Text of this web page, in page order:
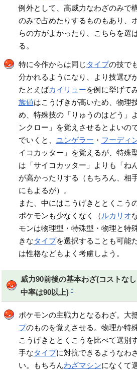
例外として、高威力なわざのみで
のみで占めたりするものもあり、
らの方がよかったり、こちらを選
る。
特に今作からは同じ タイプの技で
分かれるようになり、より技選び
たとえばカイリューを例に挙げて
族値はこうげきが高いため、物理
め、特殊技の「りゅうのはどう」
ンクロー」を覚えさせるとよいの
でいくと、 ユンゲラー ・ フーディ
イコカッター」を覚えるが、特殊
は「サイコカッター」よりも「ね
が高かったりする（もちろん、相
にもよるが）。
また、中にはこうげきととくこう
ポケモンも少なくなく（ ルカリオ
モンは物理型・特殊型・物理と特
きなタイプを選択することも可能
は性格などもよく考慮しよう。
威力90前後の基本わざ(コストな
中率は90以上) †
ポケモンの主戦力となるわざ。大
プのものを覚えさせる。物理か特
こうげきととくこうを比べて選別
手なタイプに対抗できるようなわ
い。もちろんわざマシンになくて